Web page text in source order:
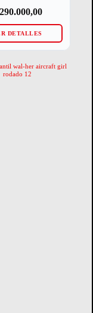
DETALLES
wal-her aircraft girl
rodado 12